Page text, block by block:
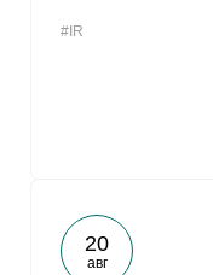
#IR
20
авг